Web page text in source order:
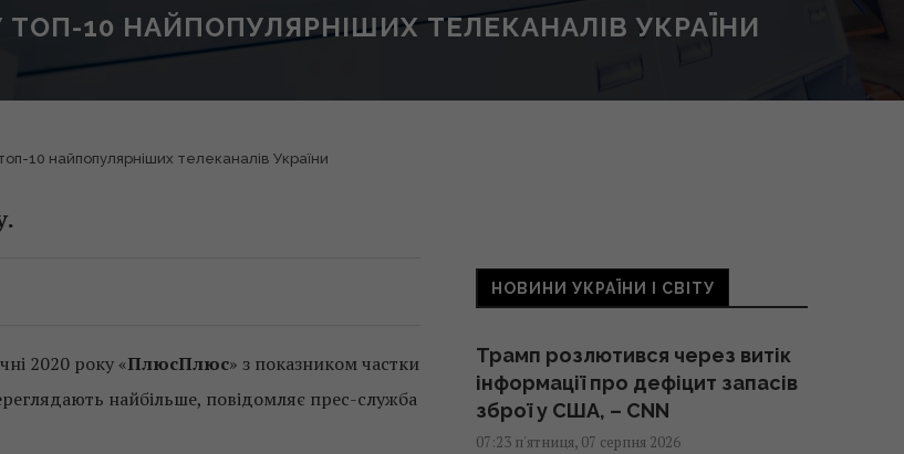
10 НАЙПОПУЛЯРНІШИХ ТЕЛЕКАНАЛІВ УКРАЇНИ
10 найпопулярніших телеканалів України
2020 року «ПлюсПлюс» з показником частки
найбільше, повідомляє прес-служба
НОВИНИ УКРАЇНИ І СВІТУ
Трамп розлютився через витік
інформації про дефіцит запасів
зброї у США, – CNN
07:23 п'ятниця, 07 серпня 2026